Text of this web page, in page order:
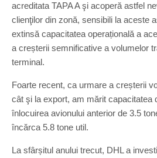
acreditata TAPA A şi acoperă astfel
clienţilor din zonă, sensibili la aceste
extinsă capacitatea operațională a
a creșterii semnificative a volumelor
terminal.
Foarte recent, ca urmare a creșterii
cât şi la export, am mărit capacitatea
înlocuirea avionului anterior de 3.5
încărca 5.8 tone util.
La sfârșitul anului trecut, DHL a